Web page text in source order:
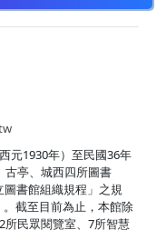
元1930年）至民國36年
古亭、城西四所圖書
書館組織規程」之規
截至目前為止，本館除
所民眾閱覽室、7所智慧